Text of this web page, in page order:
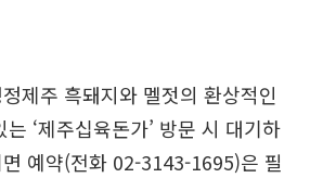
제주 흑돼지와 멜젓의 환상적인
‘제주십육돈가’ 방문 시 대기하
예약(전화 02-3143-1695)은 필